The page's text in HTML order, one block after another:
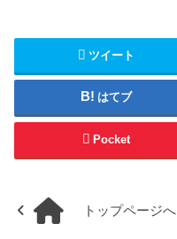
ツイート
はてブ
Pocket
トップページへ